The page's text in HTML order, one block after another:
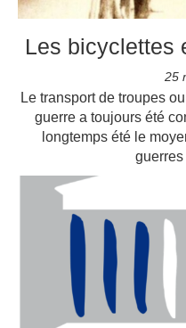
Les bicyclettes
25
Le transport de troupes
guerre a toujours été
longtemps été le